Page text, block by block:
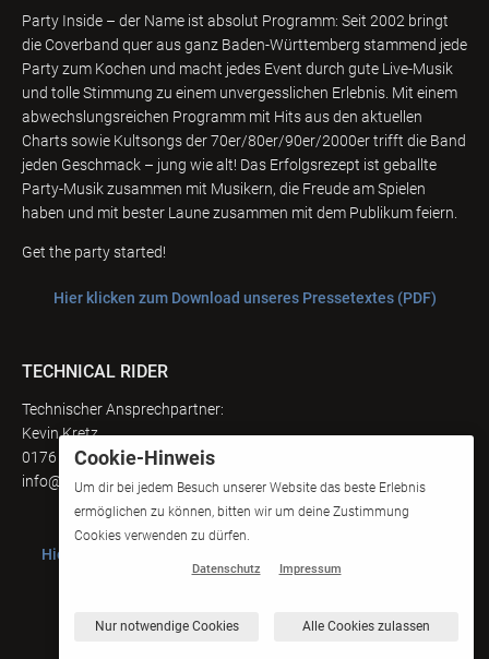
Party Inside – der Name ist absolut Programm: Seit 2002 bringt
die Coverband quer aus ganz Baden-Württemberg stammend jede
Party zum Kochen und macht jedes Event durch gute Live-Musik
und tolle Stimmung zu einem unvergesslichen Erlebnis. Mit einem
abwechslungsreichen Programm mit Hits aus den aktuellen
Charts sowie Kultsongs der 70er/80er/90er/2000er trifft die Band
jeden Geschmack – jung wie alt! Das Erfolgsrezept ist geballte
Party-Musik zusammen mit Musikern, die Freude am Spielen
haben und mit bester Laune zusammen mit dem Publikum feiern.
Get the party started!
Hier klicken zum Download unseres Pressetextes (PDF)
TECHNICAL RIDER
Technischer Ansprechpartner:
Kevin Kretz
0176 / 13962575
info@party-insi.de
Hier klicken zum Download unseres Technical Riders (PDF)
Cookie-Hinweis
Um dir bei jedem Besuch unserer Website das beste Erlebnis
ermöglichen zu können, bitten wir um deine Zustimmung
Cookies verwenden zu dürfen.
Datenschutz Impressum
Nur notwendige Cookies Alle Cookies zulassen